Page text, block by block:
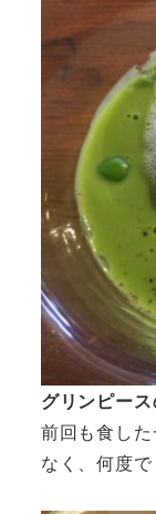
グリンピー
前回も食し
なく、何度で